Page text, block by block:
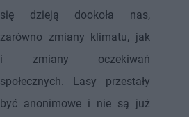
się dzieją dookoła nas,
zarówno zmiany klimatu, jak
i zmiany oczekiwań
społecznych. Lasy przestały
być anonimowe i nie są już